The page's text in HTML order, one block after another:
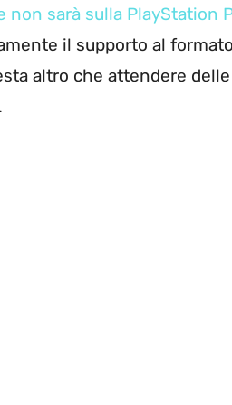
non sarà sulla PlayStation
il supporto al
altro che attendere